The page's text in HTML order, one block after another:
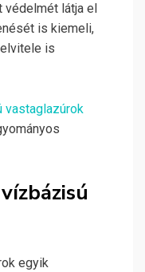
látja el
is kiemeli,
is
vastaglazúrok
egyik